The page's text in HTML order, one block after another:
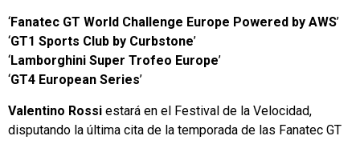
‘Fanatec GT World Challenge Europe Powered by AWS’
‘GT1 Sports Club by Curbstone’
‘Lamborghini Super Trofeo Europe’
‘GT4 European Series’
Valentino Rossi estará en el Festival de la Velocidad,
disputando la última cita de la temporada de las Fanatec GT